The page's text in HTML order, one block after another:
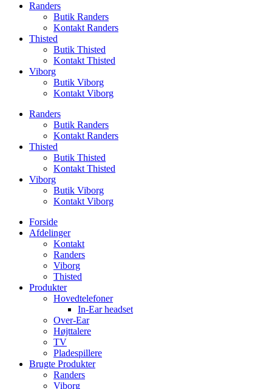
Randers
Butik Randers
Kontakt Randers
Thisted
Butik Thisted
Kontakt Thisted
Viborg
Butik Viborg
Kontakt Viborg
Randers
Butik Randers
Kontakt Randers
Thisted
Butik Thisted
Kontakt Thisted
Viborg
Butik Viborg
Kontakt Viborg
Forside
Afdelinger
Kontakt
Randers
Viborg
Thisted
Produkter
Hovedtelefoner
In-Ear headset
Over-Ear
Højttalere
TV
Pladespillere
Brugte Produkter
Randers
Viborg